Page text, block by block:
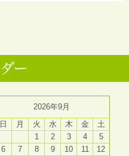
2026年9月
日
月 火 水 木 金
土
1
2 3 4
5
6
7 8 9 10 11
12